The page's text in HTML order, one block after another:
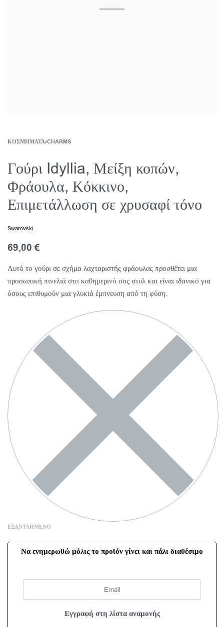
ΚΟΣΜΉΜΑΤΑ›CHARMS
Γούρι Idyllia, Μείξη κοπών,
Φράουλα, Κόκκινο,
Επιμετάλλωση σε χρυσαφί τόνο
Swarovski
69,00€
Αυτό το γούρι σε σχήμα λαχταριστής φράουλας προσθέτει μια
προσωπική πινελιά στο καθημερινό σας στυλ και είναι ιδανικό για
όσους επιθυμούν μια γλυκιά έμπνευση από τη φύση.
ΕΞΑΝΤΛΗΜΈΝΟ
Να ενημερωθώ μόλις το προϊόν γίνει και πάλι διαθέσιμο